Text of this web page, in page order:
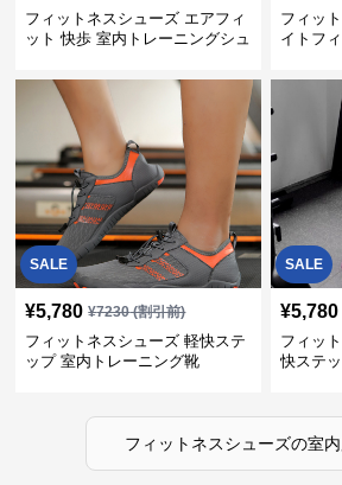
フィットネスシューズ エアフィ
ット 快歩 室内トレーニングシュ
フィッ
イトフ
SALE
¥5,780 ¥7230(割引前)
フィットネスシューズ 軽快ステ
ップ 室内トレーニング靴
SALE
¥5,780
フィッ
快ステ
フィットネスシューズの室